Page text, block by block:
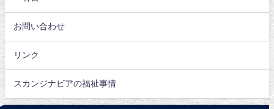
お問い合わせ
リンク
スカンジナビアの福祉事情